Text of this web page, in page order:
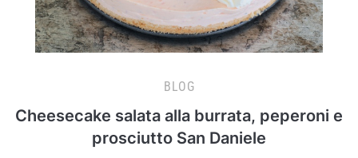
BLOG
Cheesecake salata alla burrata, peperoni e
prosciutto San Daniele